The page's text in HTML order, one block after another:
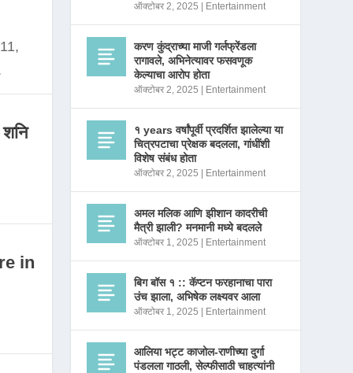
in
ऑक्टोबर 2, 2025 Entertainment
करण कुंद्राच्या माजी गर्लफ्रेंडला
रागावले, अभिनेत्यावर फसवणूक
केल्याचा आरोप होता
ऑक्टोबर 2, 2025 Entertainment
१ years वर्षांपूर्वी प्रदर्शित झालेल्या या
चित्रपटाचा प्रेक्षक बदलला, गांधींशी
विशेष संबंध होता
ऑक्टोबर 2, 2025 Entertainment
अमल मलिक आणि झीशान कादरीची
मैत्री झाली? मनमानी मध्ये बदलले
ऑक्टोबर 1, 2025 Entertainment
बिग बॉस १ :: कॅप्टन फरहानाचा पारा
उंच झाला, अभिषेक लक्ष्यवर आला
ऑक्टोबर 1, 2025 Entertainment
आलिया भट्ट काजोल-राणीच्या दुर्गा
पंडलला गाठली, सेल्फीसाठी चाहत्यांनी